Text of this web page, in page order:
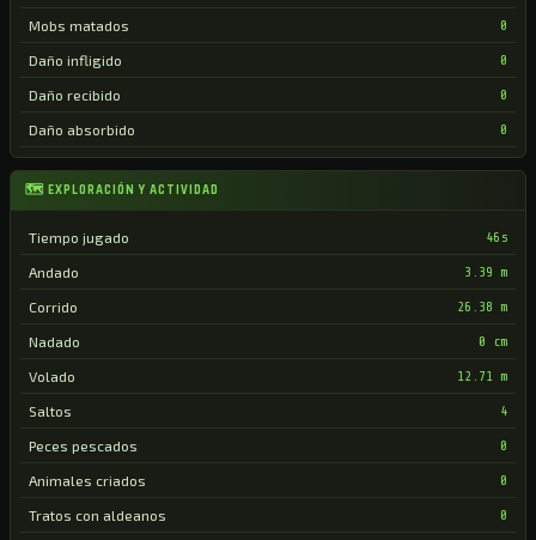
Mobs matados 0
Daño infligido 0
Daño recibido 0
Daño absorbido 0
🗺 EXPLORACIÓN Y ACTIVIDAD
Tiempo jugado 46s
Andado 3.39 m
Corrido 26.38 m
Nadado 0 cm
Volado 12.71 m
Saltos 4
Peces pescados 0
Animales criados 0
Tratos con aldeanos 0